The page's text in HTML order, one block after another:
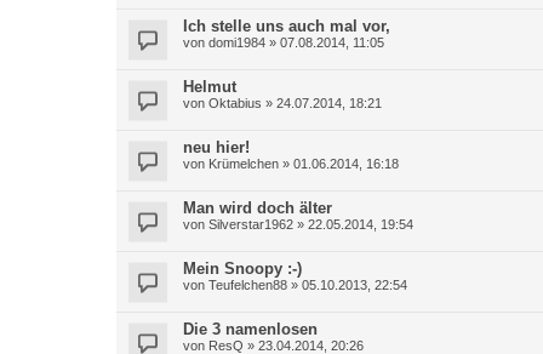
Ich stelle uns auch mal vor,
von domi1984 » 07.08.2014, 11:05
Helmut
von Oktabius » 24.07.2014, 18:21
neu hier!
von Krümelchen » 01.06.2014, 16:18
Man wird doch älter
von Silverstar1962 » 22.05.2014, 19:54
Mein Snoopy :-)
von Teufelchen88 » 05.10.2013, 22:54
Die 3 namenlosen
von ResQ » 23.04.2014, 20:26